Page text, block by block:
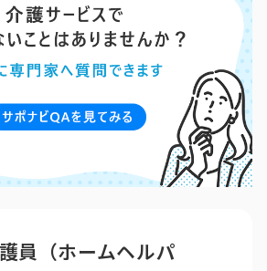
護員（ホームヘルパ